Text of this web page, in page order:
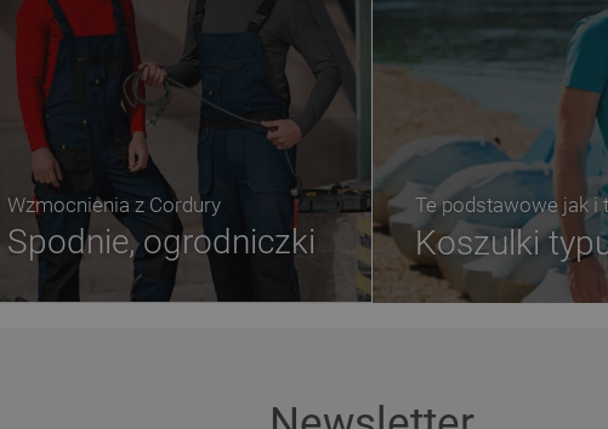
Te podstawowe jak i
Koszulki
Wzmocnienia z Cordury
Spodnie, ogrodniczki